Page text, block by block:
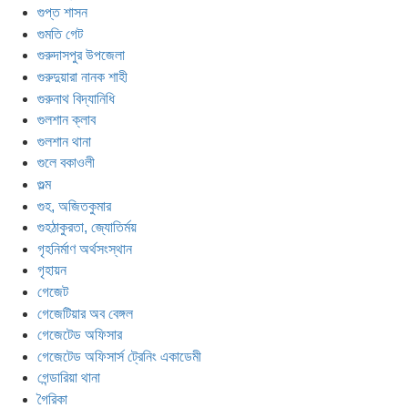
গুপ্ত শাসন
গুমতি গেট
গুরুদাসপুর উপজেলা
গুরুদুয়ারা নানক শাহী
গুরুনাথ বিদ্যানিধি
গুলশান ক্লাব
গুলশান থানা
গুলে বকাওলী
গুল্ম
গুহ, অজিতকুমার
গুহঠাকুরতা, জ্যোতির্ময়
গৃহনির্মাণ অর্থসংস্থান
গৃহায়ন
গেজেট
গেজেটিয়ার অব বেঙ্গল
গেজেটেড অফিসার
গেজেটেড অফিসার্স ট্রেনিং একাডেমী
গেন্ডারিয়া থানা
গৈরিকা